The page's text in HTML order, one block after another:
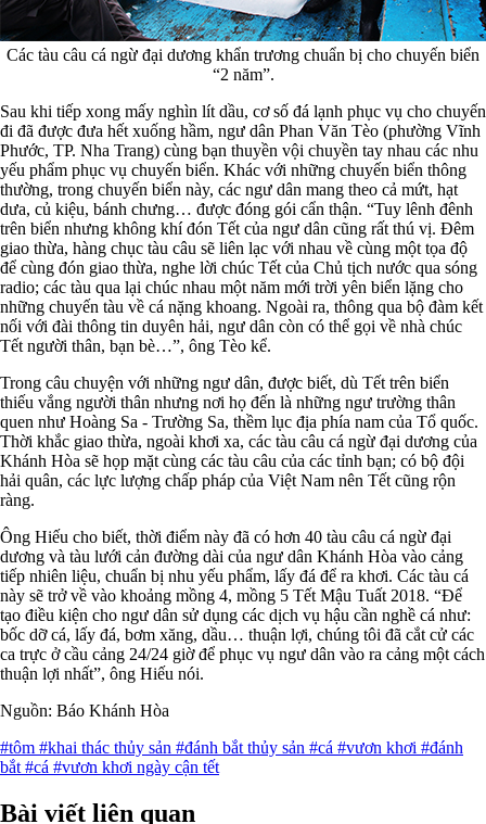
Các tàu câu cá ngừ đại dương khẩn trương chuẩn bị cho chuyến biển
“2 năm”.
Sau khi tiếp xong mấy nghìn lít dầu, cơ số đá lạnh phục vụ cho chuyến
đi đã được đưa hết xuống hầm, ngư dân Phan Văn Tèo (phường Vĩnh
Phước, TP. Nha Trang) cùng bạn thuyền vội chuyền tay nhau các nhu
yếu phẩm phục vụ chuyến biển. Khác với những chuyến biển thông
thường, trong chuyến biển này, các ngư dân mang theo cả mứt, hạt
dưa, củ kiệu, bánh chưng… được đóng gói cẩn thận. “Tuy lênh đênh
trên biển nhưng không khí đón Tết của ngư dân cũng rất thú vị. Đêm
giao thừa, hàng chục tàu câu sẽ liên lạc với nhau về cùng một tọa độ
để cùng đón giao thừa, nghe lời chúc Tết của Chủ tịch nước qua sóng
radio; các tàu qua lại chúc nhau một năm mới trời yên biển lặng cho
những chuyến tàu về cá nặng khoang. Ngoài ra, thông qua bộ đàm kết
nối với đài thông tin duyên hải, ngư dân còn có thể gọi về nhà chúc
Tết người thân, bạn bè…”, ông Tèo kể.
Trong câu chuyện với những ngư dân, được biết, dù Tết trên biển
thiếu vắng người thân nhưng nơi họ đến là những ngư trường thân
quen như Hoàng Sa - Trường Sa, thềm lục địa phía nam của Tổ quốc.
Thời khắc giao thừa, ngoài khơi xa, các tàu câu cá ngừ đại dương của
Khánh Hòa sẽ họp mặt cùng các tàu câu của các tỉnh bạn; có bộ đội
hải quân, các lực lượng chấp pháp của Việt Nam nên Tết cũng rộn
ràng.
Ông Hiếu cho biết, thời điểm này đã có hơn 40 tàu câu cá ngừ đại
dương và tàu lưới cản đường dài của ngư dân Khánh Hòa vào cảng
tiếp nhiên liệu, chuẩn bị nhu yếu phẩm, lấy đá để ra khơi. Các tàu cá
này sẽ trở về vào khoảng mồng 4, mồng 5 Tết Mậu Tuất 2018. “Để
tạo điều kiện cho ngư dân sử dụng các dịch vụ hậu cần nghề cá như:
bốc dỡ cá, lấy đá, bơm xăng, dầu… thuận lợi, chúng tôi đã cắt cử các
ca trực ở cầu cảng 24/24 giờ để phục vụ ngư dân vào ra cảng một cách
thuận lợi nhất”, ông Hiếu nói.
Nguồn: Báo Khánh Hòa
#tôm #khai thác thủy sản #đánh bắt thủy sản #cá #vươn khơi #đánh
bắt #cá #vươn khơi ngày cận tết
Bài viết liên quan